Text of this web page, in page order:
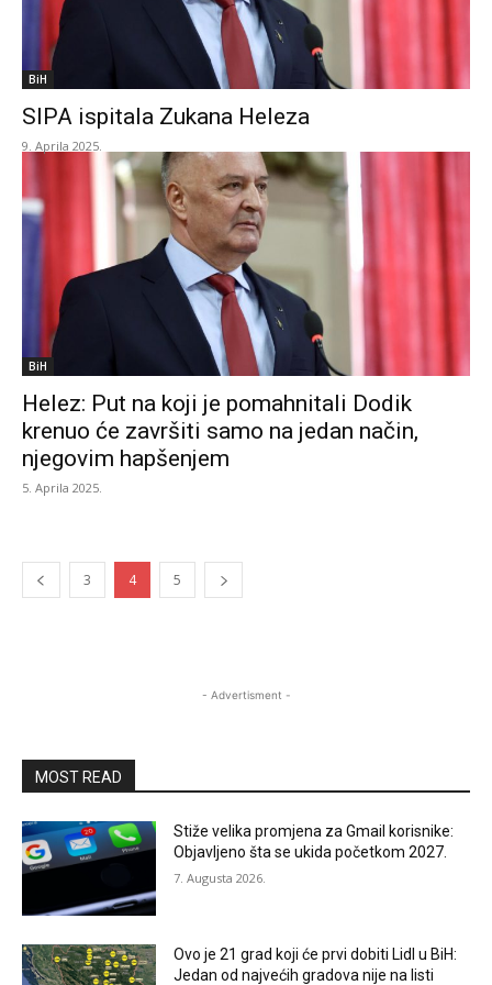
BiH
SIPA ispitala Zukana Heleza
9. Aprila 2025.
BiH
Helez: Put na koji je pomahnitali Dodik
krenuo će završiti samo na jedan način,
njegovim hapšenjem
5. Aprila 2025.
3 4 5
- Advertisment -
MOST READ
Stiže velika promjena za Gmail korisnike:
Objavljeno šta se ukida početkom 2027.
7. Augusta 2026.
Ovo je 21 grad koji će prvi dobiti Lidl u BiH:
Jedan od najvećih gradova nije na listi